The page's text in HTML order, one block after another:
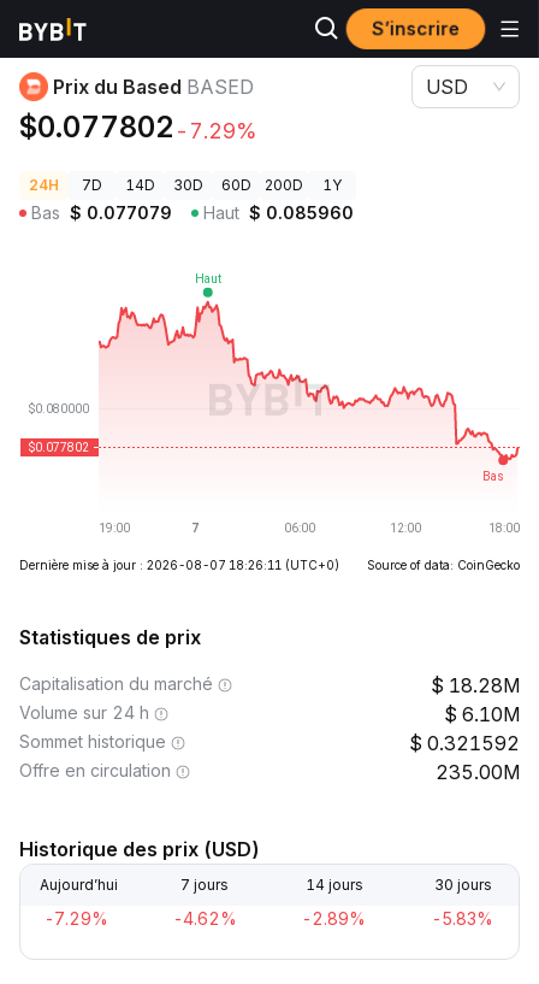
S’inscrire
Prix des cryptos
Prix du Based BASED
$0.077802 -7.29%
USD
24H 7D 14D 30D 60D 200D 1Y
Bas $ 0.077079 Haut $ 0.085960
Dernière mise à jour : 2026-08-07 18:26:11 (UTC+0) Source of data: CoinGecko
Statistiques de prix
Capitalisation du marché 18.28M
Volume sur 24 h 6.10M
Sommet historique 0.321592
Offre en circulation 235.00M
Historique des prix (USD)
Aujourd’hui 7 jours 14 jours 30 jours
-7.29% -4.62% -2.89% -5.83%